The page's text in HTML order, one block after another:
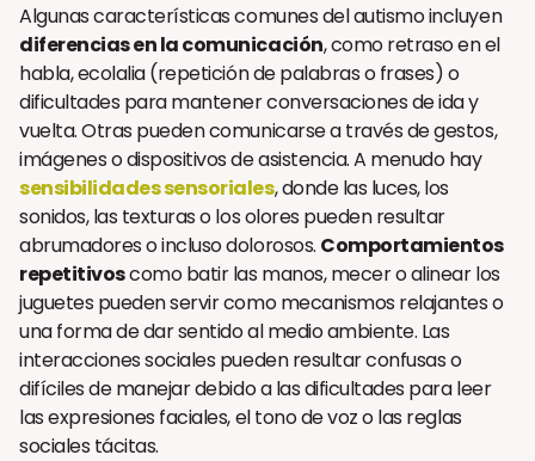
Algunas características comunes del autismo incluyen
diferencias en la comunicación, como retraso en el
habla, ecolalia (repetición de palabras o frases) o
dificultades para mantener conversaciones de ida y
vuelta. Otras pueden comunicarse a través de gestos,
imágenes o dispositivos de asistencia. A menudo hay
sensibilidades sensoriales, donde las luces, los
sonidos, las texturas o los olores pueden resultar
abrumadores o incluso dolorosos. Comportamientos
repetitivoscomo batir las manos, mecer o alinear los
juguetes pueden servir como mecanismos relajantes o
una forma de dar sentido al medio ambiente. Las
interacciones sociales pueden resultar confusas o
difíciles de manejar debido a las dificultades para leer
las expresiones faciales, el tono de voz o las reglas
sociales tácitas.